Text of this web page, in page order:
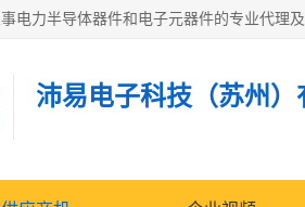
沛易电子科技（苏州）